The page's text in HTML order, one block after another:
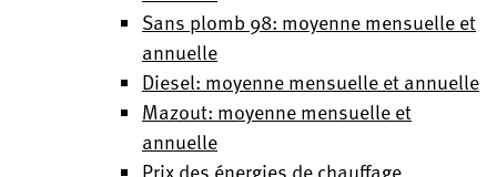
Sans plomb 98: moyenne mensuelle et
annuelle
Diesel: moyenne mensuelle et annuelle
Mazout: moyenne mensuelle et
annuelle
Prix des énergies de chauffage